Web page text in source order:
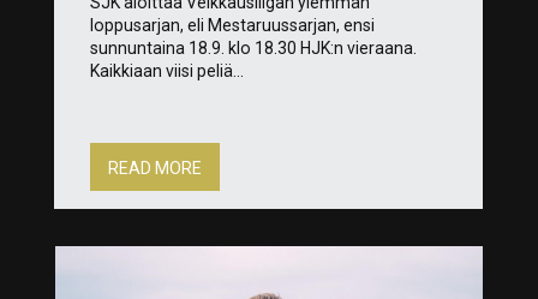
loppusarjan, eli Mestaruussarjan, ensi
sunnuntaina 18.9. klo 18.30 HJK:n vieraana.
Kaikkiaan viisi peliä...
READ MORE